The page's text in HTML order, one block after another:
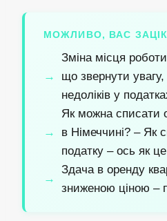
МОЖЛИВО, ВАС
Зміна місця
що звернути
недоліків у
Як можна списати
в Німеччині? – Як
податку – ось як
Здача в оренду
зниженою ціною –